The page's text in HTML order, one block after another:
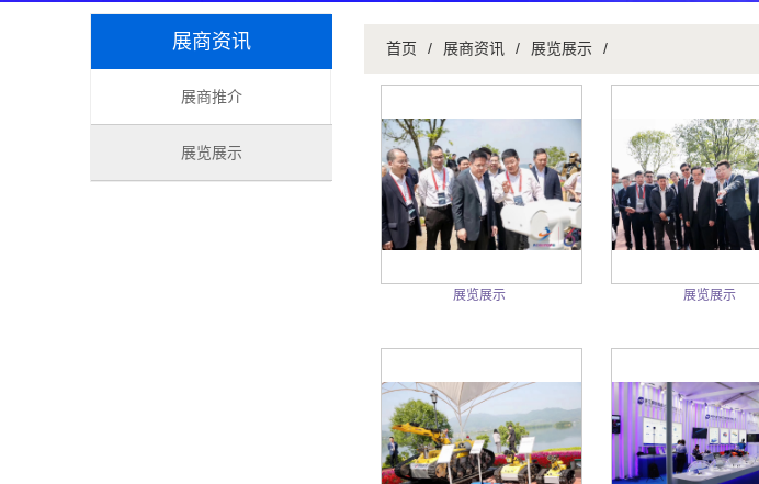
展商资讯
展商推介
展览展示
首页 / 展商资讯 / 展览展示 /
展览展示 展览展示